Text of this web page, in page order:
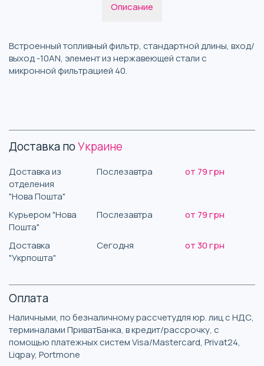
Описание
Встроенный топливный фильтр, стандартной длины, вход/
выход -10AN, элемент из нержавеющей стали с
микронной фильтрацией 40.
Доставка поУкраине
Доставка из
отделения
"Нова Пошта"
Послезавтра от 79 грн
Курьером "Нова
Пошта"
Послезавтра от 79 грн
Доставка
"Укрпошта"
Сегодня от 30 грн
Оплата
Наличными, по безналичному рассчетудля юр. лиц с НДС,
терминалами ПриватБанка, в кредит/рассрочку, с
помощью платежных систем Visa/Mastercard, Privat24,
Liqpay, Portmone